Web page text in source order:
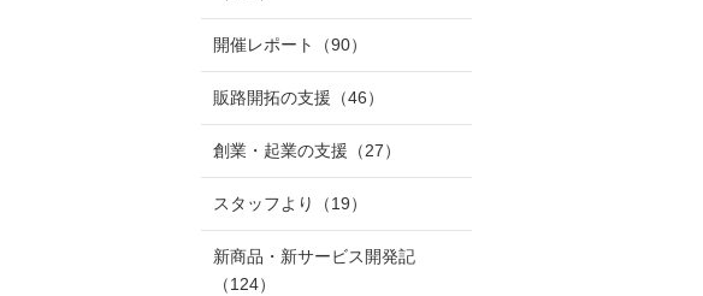
開催レポート （90）
販路開拓の支援 （46）
創業・起業の支援 （27）
スタッフより （19）
新商品・新サービス開発記
（124）